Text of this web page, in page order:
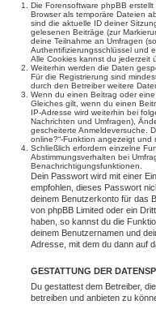
Die Forensoftware phpBB
Browser als temporäre Dateien
sind die aktuelle ID deiner
gelesenen Beiträge (zur
deine Teilnahme an Umfragen
Authentifizierungsschlüssel und
Alle Cookies kannst du jederzeit
Weiterhin werden die Daten
Für die Registrierung sind
durch den Betreiber weitere
Wenn du einen Beitrag oder
Gleiches gilt, wenn du einen
IP-Adresse wird weiterhin bei
Nachrichten und Umfragen),
gescheiterte Anmeldeversuche.
online?“-Funktion angezeigt und
Schließlich erfordern einzelne
Abstimmungsverhalten bei
Benachrichtigungsfunktionen.
Dein Passwort wird mit einer
empfohlen, dieses Passwort
deinem Benutzerkonto für das
von phpBB Limited oder ein
haben, so kannst du die
deinem Benutzernamen und
Adresse, mit dem du dann auf
GESTATTUNG DER
Du gestattest dem Betreiber,
betreiben und anbieten zu